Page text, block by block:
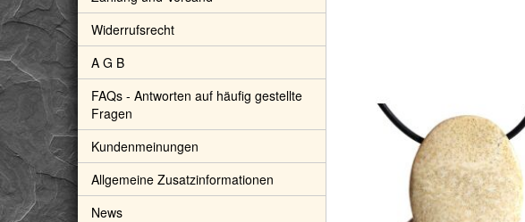
Widerrufsrecht
A G B
FAQs - Antworten auf häufig gestellte
Fragen
Kundenmeinungen
Allgemeine Zusatzinformationen
News